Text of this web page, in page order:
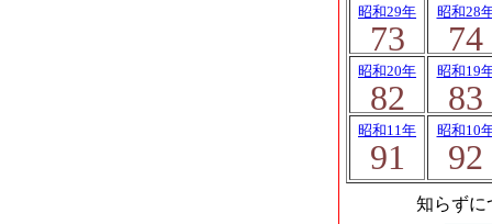
昭和29年
73
昭和28
74
昭和20年
82
昭和19
83
昭和11年
91
昭和10
92
知らずに